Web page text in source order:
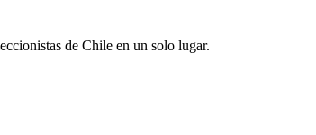
de Chile en un solo lugar.